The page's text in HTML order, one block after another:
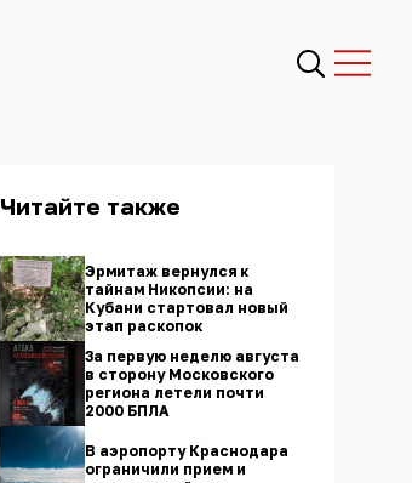
Читайте также
Эрмитаж вернулся к
тайнам Никопсии: на
Кубани стартовал новый
этап раскопок
За первую неделю августа
в сторону Московского
региона летели почти
2000 БПЛА
В аэропорту Краснодара
ограничили прием и